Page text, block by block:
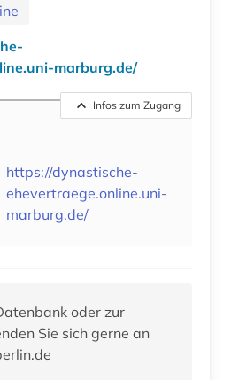
marburg.de/
Infos zum Zugang
https://dynastische-
ehevertraege.online.uni-
marburg.de/
oder zur
Sie sich gerne an